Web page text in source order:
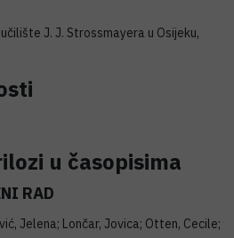
J. J. Strossmayera u Osijeku,
u časopisima
RAD
Jelena; Lončar, Jovica; Otten, Cecile;